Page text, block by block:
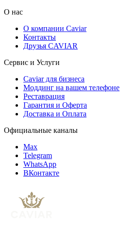
О нас
О компании Caviar
Контакты
Друзья CAVIAR
Сервис и Услуги
Caviar для бизнеса
Моддинг на вашем телефоне
Реставрация
Гарантия и Оферта
Доставка и Оплата
Официальные каналы
Max
Telegram
WhatsApp
ВКонтакте